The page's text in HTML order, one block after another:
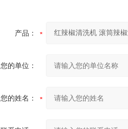
产品：
您的单位：
您的姓名：